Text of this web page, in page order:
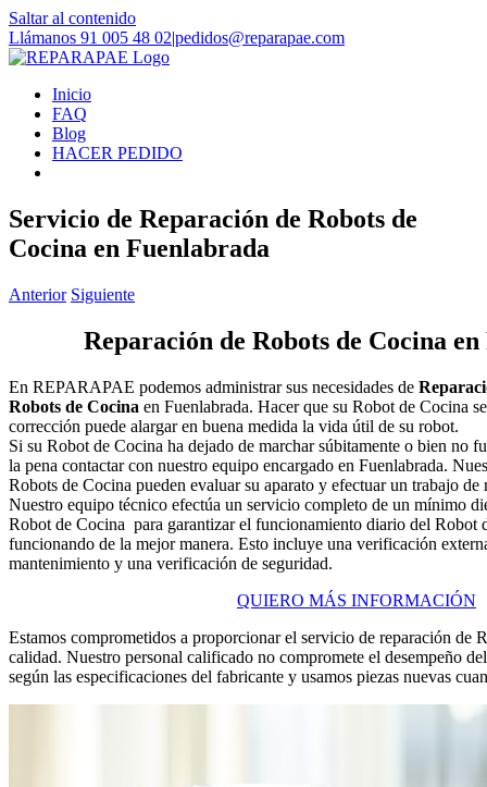
Saltar al contenido
Llámanos 91 005 48 02|pedidos@reparapae.com
Inicio
FAQ
Blog
HACER PEDIDO
Servicio de Reparación de Robots de
Cocina en Fuenlabrada
Anterior Siguiente
Reparación de Robots de Cocina
En REPARAPAE podemos administrar sus necesidades de
Robots de Cocina en Fuenlabrada. Hacer que su Robot de Cocina
corrección puede alargar en buena medida la vida útil de su robot.
Si su Robot de Cocina ha dejado de marchar súbitamente o bien no
la pena contactar con nuestro equipo encargado en Fuenlabrada.
Robots de Cocina pueden evaluar su aparato y efectuar un trabajo de
Nuestro equipo técnico efectúa un servicio completo de un mínimo
Robot de Cocina para garantizar el funcionamiento diario del Robot
funcionando de la mejor manera. Esto incluye una verificación
mantenimiento y una verificación de seguridad.
QUIERO MÁS INFORMACIÓN
Estamos comprometidos a proporcionar el servicio de reparación de
calidad. Nuestro personal calificado no compromete el desempeño
según las especificaciones del fabricante y usamos piezas nuevas